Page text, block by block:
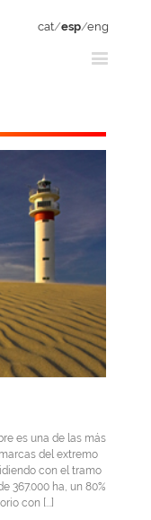
cat/esp/eng
es una de las más
del extremo
con el tramo
367.000 ha, un 80%
con [...]